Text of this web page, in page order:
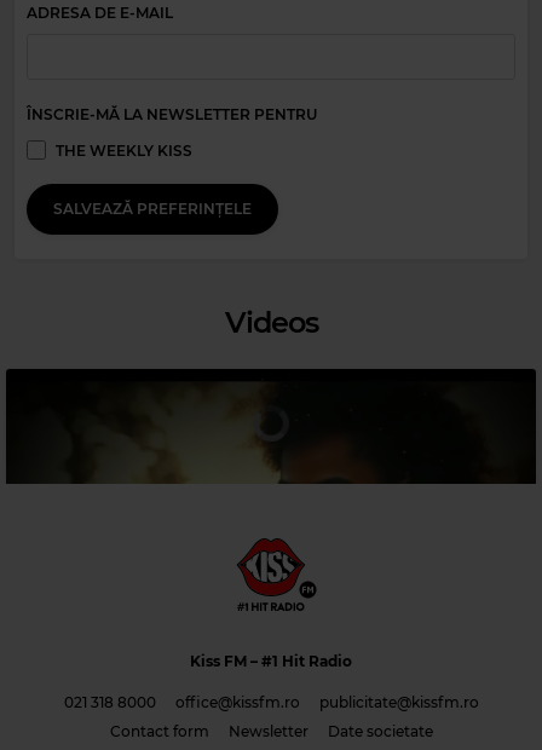
WHAM & GEORGE MICHAEL CARELESS WHISPER
I DON'T WANNA FIGHT
ADRESA DE E-MAIL
ÎNSCRIE-MĂ LA NEWSLETTER PENTRU
THE WEEKLY KISS
SALVEAZĂ PREFERINȚELE
Videos
Kiss FM – #1 Hit Radio
021 318 8000 office@kissfm.ro
publicitate@kissfm.ro
Contact form
Newsletter Date societate